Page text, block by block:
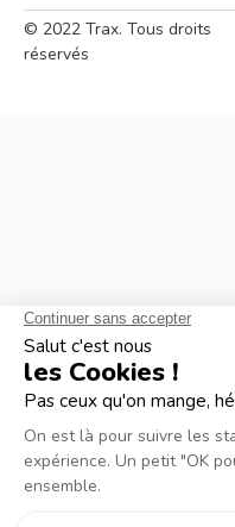
© 2022 Trax. Tous droits
réservés